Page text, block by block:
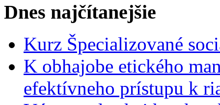
Dnes najčítanejšie
Kurz Špecializované
K obhajobe etického
efektívneho prístupu k